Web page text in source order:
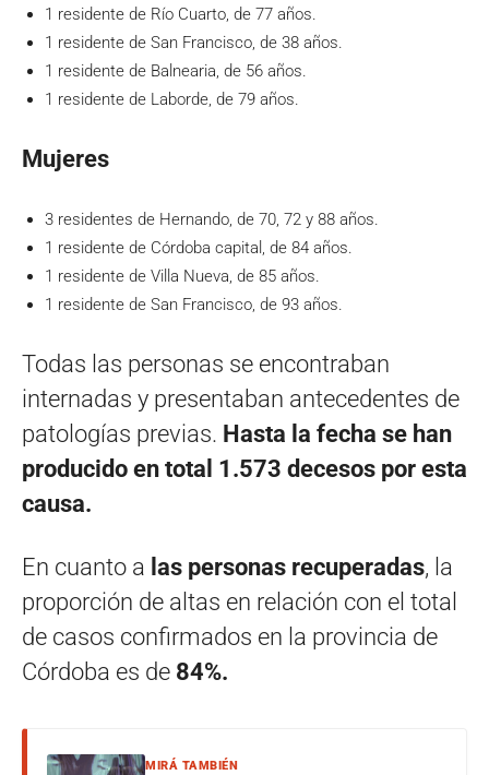
1 residente de Río Cuarto, de 77 años.
1 residente de San Francisco, de 38 años.
1 residente de Balnearia, de 56 años.
1 residente de Laborde, de 79 años.
Mujeres
3 residentes de Hernando, de 70, 72 y 88 años.
1 residente de Córdoba capital, de 84 años.
1 residente de Villa Nueva, de 85 años.
1 residente de San Francisco, de 93 años.
Todas las personas se encontraban
internadas y presentaban antecedentes de
patologías previas. Hasta la fecha se han
producido en total 1.573 decesos por esta
causa.
En cuanto a las personas recuperadas, la
proporción de altas en relación con el total
de casos confirmados en la provincia de
Córdoba es de 84%.
MIRÁ TAMBIÉN